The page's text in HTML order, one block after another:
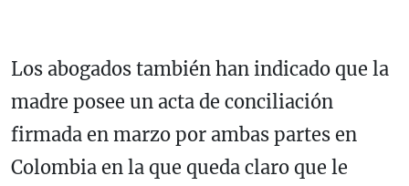
Los abogados también han indicado que la
madre posee un acta de conciliación
firmada en marzo por ambas partes en
Colombia en la que queda claro que le